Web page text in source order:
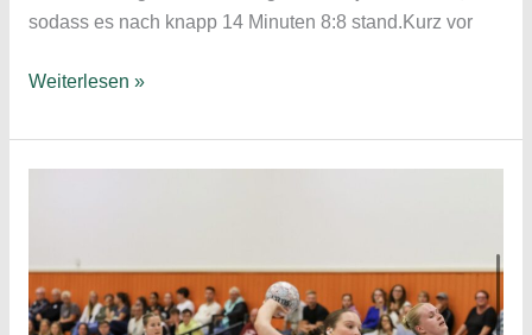
sodass es nach knapp 14 Minuten 8:8 stand.Kurz vor
Erster
Spielbericht
TV
1.
Damen
35:41
Weiterlesen »